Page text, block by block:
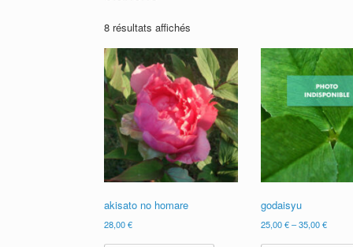
8 résultats affichés
akisato no homare
28,00€
godaisyu
25,00€–35,00€